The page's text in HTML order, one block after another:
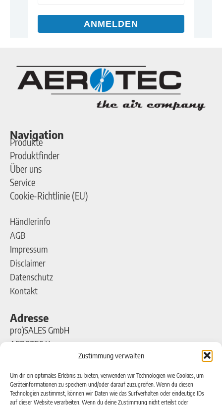
Zustimmung verwalten
Um dir ein optimales Erlebnis zu bieten, verwenden wir Technologien wie Cookies, um
Geräteinformationen zu speichern und/oder darauf zuzugreifen. Wenn du diesen
Technologien zustimmst, können wir Daten wie das Surfverhalten oder eindeutige IDs
auf dieser Website verarbeiten. Wenn du deine Zustimmung nicht erteilst oder
ANMELDEN
Navigation
Produkte
Produktfinder
Über uns
Service
Cookie-Richtlinie (EU)
Händlerinfo
AGB
Impressum
Disclaimer
Datenschutz
Kontakt
Adresse
pro)SALES GmbH
AEROTEC Kompressoren
Ferdinand-Porsche-Straße 16
63500 Seligenstadt